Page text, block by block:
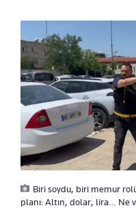
Biri soydu, biri memur rolü
planı: Altın, dolar, lira… Ne